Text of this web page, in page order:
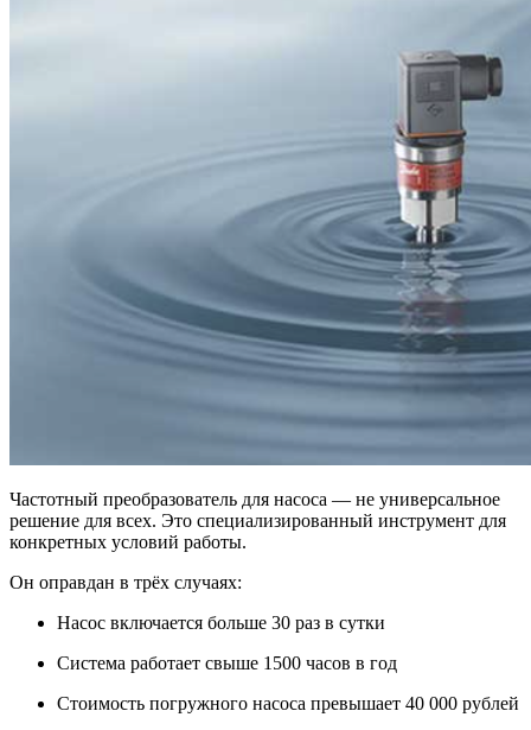
Частотный преобразователь для насоса — не универсальное
решение для всех. Это специализированный инструмент для
конкретных условий работы.
Он оправдан в трёх случаях:
Насос включается больше 30 раз в сутки
Система работает свыше 1500 часов в год
Стоимость погружного насоса превышает 40 000 рублей